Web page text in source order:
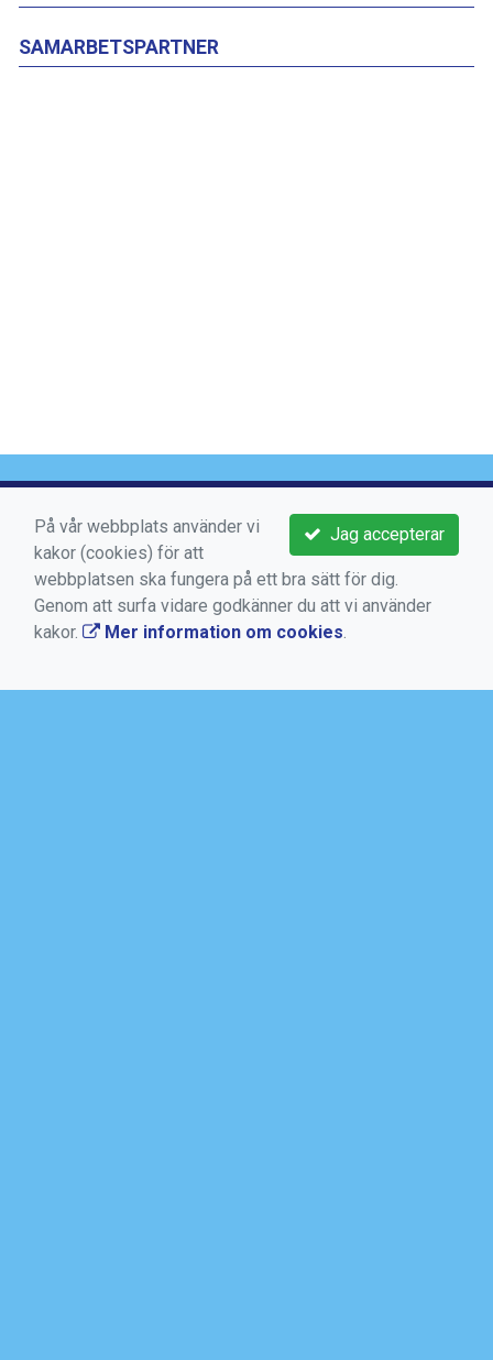
SAMARBETSPARTNER
VIKTIGA LÄNKAR
Boka aktivitet
Kontakta oss
Medlems -och användarvillkor
Jag accepterar
På vår webbplats använder vi
kakor (cookies) för att
webbplatsen ska fungera på ett bra sätt för dig.
Genom att surfa vidare godkänner du att vi använder
kakor.
Mer information om cookies.